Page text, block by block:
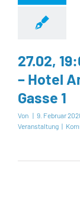
27.02,
– Hotel
Gasse 1
Von | 9. Februar
Veranstaltung |